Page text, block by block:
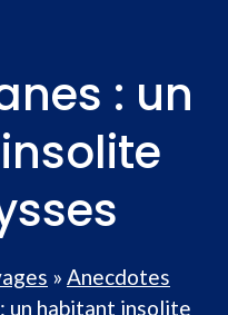
: un
» Anecdotes
un habitant insolite